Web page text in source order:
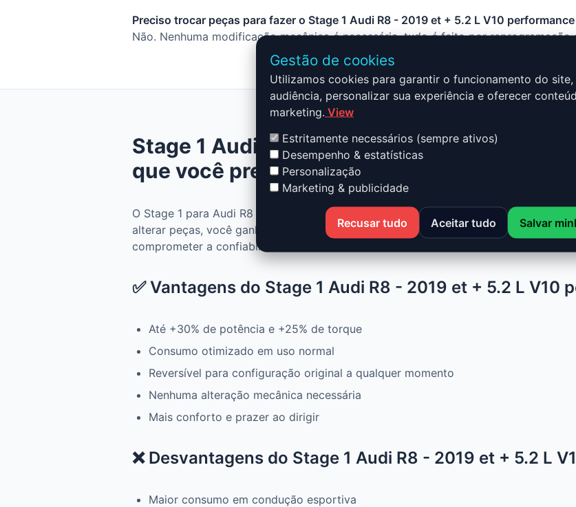
Preciso trocar peças para fazer o Stage 1 Audi R8 - 2019 et + 5.2 L V10
Não. Nenhuma modificação mecânica é necessária, tudo é feito por reprogramação
Stage 1 Audi R8 - 2019 et + 5.2 L V10
que você precisa saber
O Stage 1 para Audi R8 - 2019 et + 5.2 L V10 performance 620 Cv combina
alterar peças, você ganha mais potência, mais torque e melhor consumo. Ideal
comprometer a confiabilidade.
✅ Vantagens do Stage 1 Audi R8 - 2019 et + 5.2 L V10
Até +30% de potência e +25% de torque
Consumo otimizado em uso normal
Reversível para configuração original a qualquer momento
Nenhuma alteração mecânica necessária
Mais conforto e prazer ao dirigir
❌ Desvantagens do Stage 1 Audi R8 - 2019 et + 5.2 L
Maior consumo em condução esportiva
Gestão de cookies
Utilizamos cookies para garantir o funcionamento do site,
audiência, personalizar sua experiência e oferecer
marketing. View
Estritamente necessários (sempre ativos)
Desempenho & estatísticas
Personalização
Marketing & publicidade
Recusar tudo Aceitar tudo Salvar